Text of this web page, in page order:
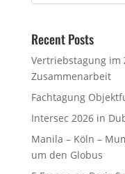
Recent Posts
Vertriebstagung im
Zusammenarbeit
Fachtagung
Intersec 2026 in
Manila – Köln –
um den Globus